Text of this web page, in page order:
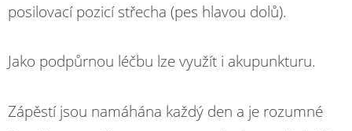
posilovací pozicí střecha (pes hlavou dolů).
Jako podpůrnou léčbu lze využít i akupunkturu.
Zápěstí jsou namáhána každý den a je rozumné